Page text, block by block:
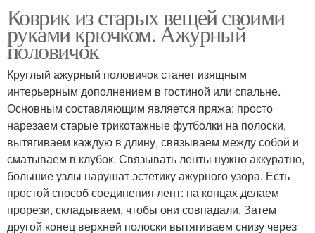
Коврик из старых вещей своими
руками крючком. Ажурный
половичок
Круглый ажурный половичок станет изящным
интерьерным дополнением в гостиной или спальне.
Основным составляющим является пряжа: просто
нарезаем старые трикотажные футболки на полоски,
вытягиваем каждую в длину, связываем между собой и
сматываем в клубок. Связывать ленты нужно аккуратно,
большие узлы нарушат эстетику ажурного узора. Есть
простой способ соединения лент: на концах делаем
прорези, складываем, чтобы они совпадали. Затем
другой конец верхней полоски вытягиваем снизу через